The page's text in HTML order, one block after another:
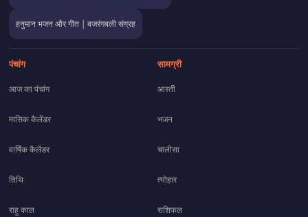
हनुमान भजन और गीत | बजरंगबली संग्रह
पंचांग
आज का पंचांग
मासिक कैलेंडर
वार्षिक कैलेंडर
तिथि
राहु काल
सामग्री
आरती
भजन
चालीसा
त्योहार
राशिफल